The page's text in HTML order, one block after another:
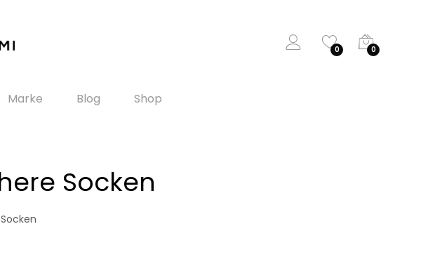
0 0
Marke Blog Shop
Socken